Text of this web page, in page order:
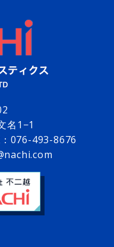
名1−1
：076-493-8676